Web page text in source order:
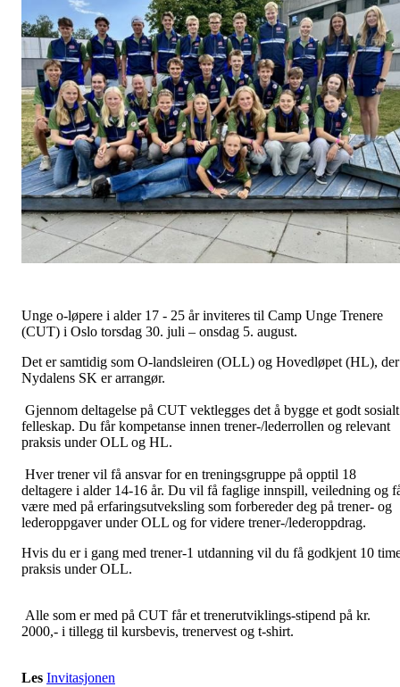
Unge o-løpere i alder 17 - 25 år inviteres til Camp Unge Trenere
(CUT) i Oslo torsdag 30. juli – onsdag 5. august.
Det er samtidig som O-landsleiren (OLL) og Hovedløpet (HL), der
Nydalens SK er arrangør.
Gjennom deltagelse på CUT vektlegges det å bygge et godt sosialt
felleskap. Du får kompetanse innen trener-/lederrollen og relevant
praksis under OLL og HL.
Hver trener vil få ansvar for en treningsgruppe på opptil 18
deltagere i alder 14-16 år. Du vil få faglige innspill, veiledning og
være med på erfaringsutveksling som forbereder deg på trener- og
lederoppgaver under OLL og for videre trener-/lederoppdrag.
Hvis du er i gang med trener-1 utdanning vil du få godkjent 10
praksis under OLL.
Alle som er med på CUT får et trenerutviklings-stipend på kr.
2000,- i tillegg til kursbevis, trenervest og t-shirt.
Les Invitasjonen